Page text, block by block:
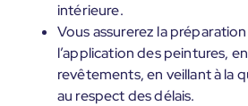
intérieure.
Vous assurerez la
l’application des peintures,
revêtements, en veillant à la
au respect des délais.